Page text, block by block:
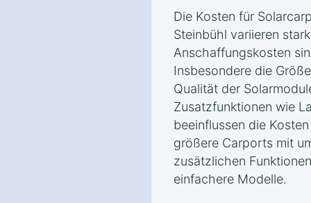
Die Kosten für
Steinbühl variieren
Anschaffungskosten
Insbesondere die
Qualität der
Zusatzfunktionen wie
beeinflussen die
größere Carports mit
zusätzlichen
einfachere Modelle.